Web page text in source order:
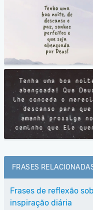
FRASES
Frases de reflexão
inspiração diária